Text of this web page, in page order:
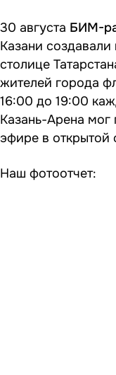
30 августа БИМ-
Казани
столице
жителей города
16:00 до 19:00
Казань-Арена мог
эфире в открытой
Наш фотоотчет: